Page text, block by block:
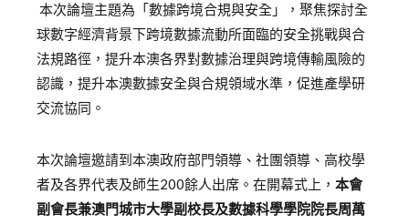
本次論壇主題為 「數據跨境合規與安全」， 聚焦探討全
球數字經濟背景下跨境數據流動所面臨的安全挑戰與合
法規路徑 ， 提升本澳各界對數據治理與跨境傳輸風險的
認識， 提升本澳數據安全與合規領域水準 ，促進產學研
交流協同 。
本次論壇邀請到 本澳政府部門領導、社團領導、高校學
者及各界代表及師生200餘人出席。在開幕式上， 本會
副會長兼澳門城市大學副校長及數據科學學院院長周萬